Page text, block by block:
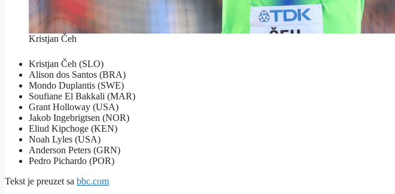
Kristjan Čeh
Kristjan Čeh (SLO)
Alison dos Santos (BRA)
Mondo Duplantis (SWE)
Soufiane El Bakkali (MAR)
Grant Holloway (USA)
Jakob Ingebrigtsen (NOR)
Eliud Kipchoge (KEN)
Noah Lyles (USA)
Anderson Peters (GRN)
Pedro Pichardo (POR)
Tekst je preuzet sa bbc.com